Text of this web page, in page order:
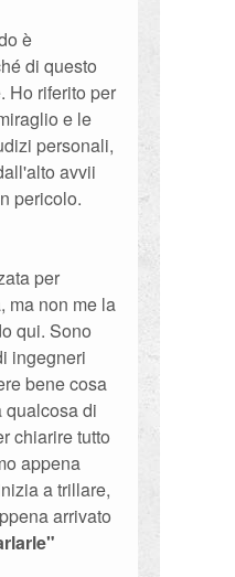
è
di questo
Ho riferito per
e le
personali,
avvii
pericolo.
per
ma non me la
qui. Sono
ingegneri
bene cosa
qualcosa di
chiarire tutto
appena
a trillare,
arrivato